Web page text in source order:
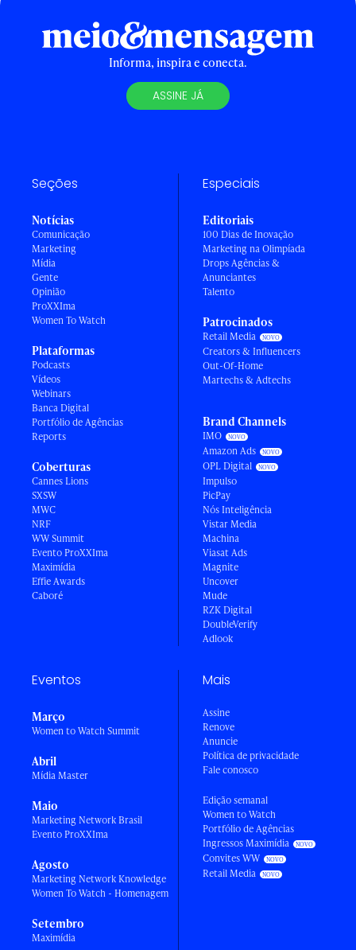
Informa, inspira e conecta.
ASSINE JÁ
Seções
Notícias
Comunicação
Marketing
Mídia
Gente
Opinião
ProXXIma
Women To Watch
Plataformas
Podcasts
Vídeos
Webinars
Banca Digital
Portfólio de Agências
Reports
Coberturas
Cannes Lions
SXSW
MWC
NRF
WW Summit
Evento ProXXIma
Maximídia
Effie Awards
Caboré
Especiais
Editoriais
100 Dias de Inovação
Marketing na Olimpíada
Drops Agências &
Anunciantes
Talento
Patrocinados
Retail Media
Creators & Influencers
Out-Of-Home
Martechs & Adtechs
Brand Channels
IMO
Amazon Ads
OPL Digital
Impulso
PicPay
Nós Inteligência
Vistar Media
Machina
Viasat Ads
Magnite
Uncover
Mude
RZK Digital
DoubleVerify
Adlook
Eventos
Março
Women to Watch Summit
Abril
Mídia Master
Maio
Marketing Network Brasil
Evento ProXXIma
Agosto
Marketing Network Knowledge
Women To Watch - Homenagem
Setembro
Maximídia
Mais
Assine
Renove
Anuncie
Política de privacidade
Fale conosco
Edição semanal
Women to Watch
Portfólio de Agências
Ingressos Maximídia
Convites WW
Retail Media